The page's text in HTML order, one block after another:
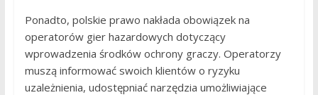
Ponadto, polskie prawo nakłada obowiązek na
operatorów gier hazardowych dotyczący
wprowadzenia środków ochrony graczy. Operatorzy
muszą informować swoich klientów o ryzyku
uzależnienia, udostępniać narzędzia umożliwiające